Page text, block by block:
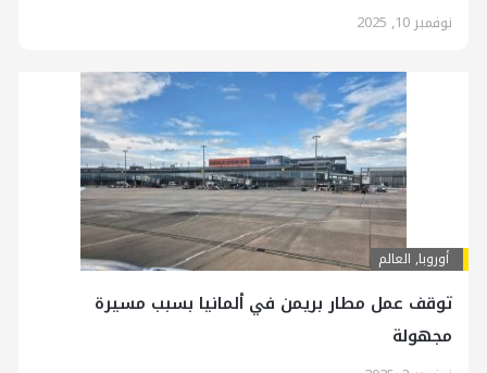
نوفمبر 10, 2025
أوروبا, العالم
توقف عمل مطار بريمن في ألمانيا بسبب مسيرة
مجهولة